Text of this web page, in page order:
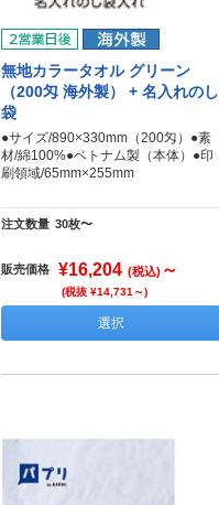
無地カラータオル グリーン
（200匁 海外製） + 名入れのし
袋
●サイズ/890×330mm（200匁）●素
材/綿100%●ベトナム製（本体）●印
刷領域/65mm×255mm
注文数量 30枚〜
販売価格 ¥16,204 (税込) ～
(税抜 ¥14,731～)
選択